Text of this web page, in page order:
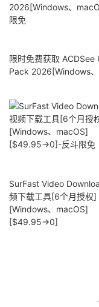
限时免费获取 ACDSee
Pack 2026[Windows
SurFast Video
频下载工具[6个月授权]
[Windows、macOS]
[$49.95→0]